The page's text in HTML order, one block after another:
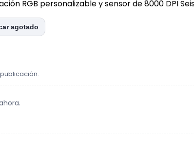
RGB personalizable y sensor de 8000 DPI
agotado